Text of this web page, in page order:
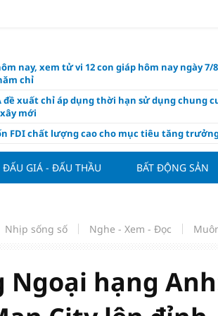
nay, xem tử vi 12 con giáp hôm nay ngày 7/
chỉ
đề xuất chỉ áp dụng thời hạn sử dụng chung
mới
FDI chất lượng cao cho mục tiêu tăng
nào để Việt Nam hiện thực hóa mục tiêu
cứu tính tiền gửi Kho bạc vào nguồn vốn huy
hôm nay 6/8: "Nhảy vọt" sau một đêm
đưa kim cương vào ngành nghề kinh doanh
ĐẤU GIÁ - ĐẤU THẦU BẤT ĐỘNG SẢN
Nhịp sống số Nghe - Xem - Đọc
Ngoại hạng